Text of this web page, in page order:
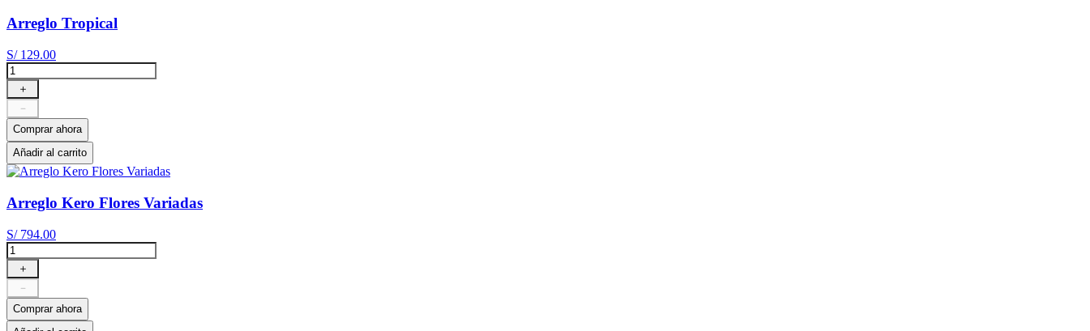
Arreglo Tropical
S/ 129.00
＋
－
Comprar ahora
Añadir al carrito
Arreglo Kero Flores Variadas
S/ 794.00
＋
－
Comprar ahora